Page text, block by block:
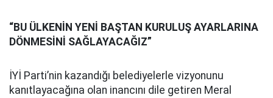
“BU ÜLKENİN YENİ BAŞTAN KURULUŞ AYARLARINA
DÖNMESİNİ SAĞLAYACAĞIZ”
İYİ Parti’nin kazandığı belediyelerle vizyonunu
kanıtlayacağına olan inancını dile getiren Meral